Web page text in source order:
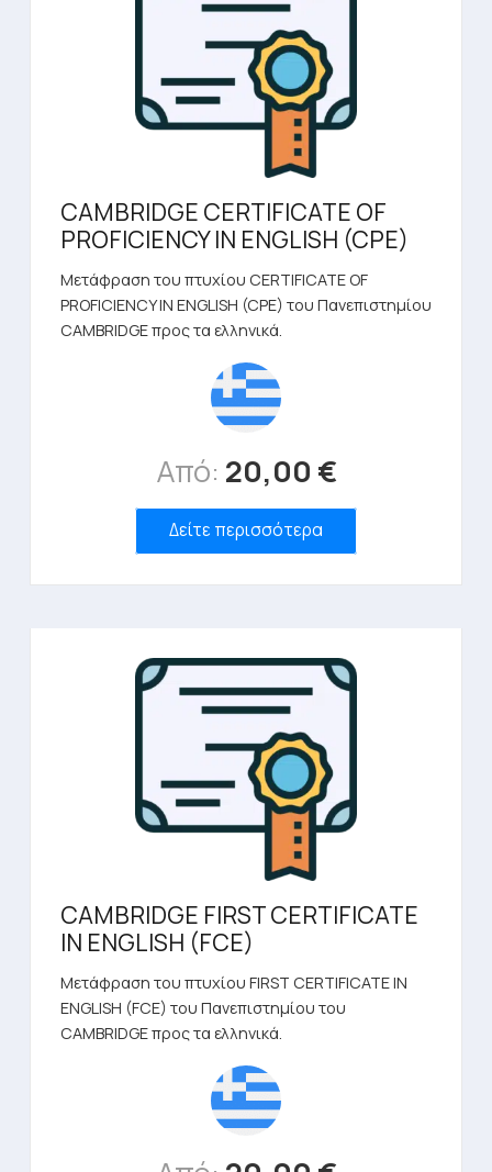
CAMBRIDGE CERTIFICATE OF
PROFICIENCY IN ENGLISH (CPE)
Μετάφραση του πτυχίου CERTIFICATE OF
PROFICIENCY IN ENGLISH (CPE) του Πανεπιστημίου
CAMBRIDGE προς τα ελληνικά.
Από: 20,00 €
Δείτε περισσότερα
CAMBRIDGE FIRST CERTIFICATE
IN ENGLISH (FCE)
Μετάφραση του πτυχίου FIRST CERTIFICATE IN
ENGLISH (FCE) του Πανεπιστημίου του
CAMBRIDGE προς τα ελληνικά.